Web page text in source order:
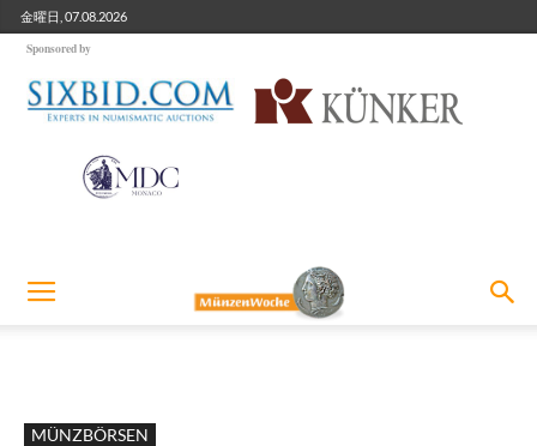
金曜日, 07.08.2026
Sponsored by
MÜNZBÖRSEN